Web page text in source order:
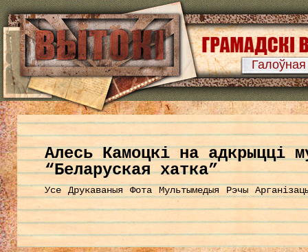
Галоўная
Алесь Камоцкі на адкрыцці
“Беларуская хатка”
Усе Друкаваныя Фота Мультымедыя Рэчы